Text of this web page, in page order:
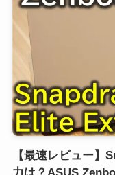
【最速レビュー